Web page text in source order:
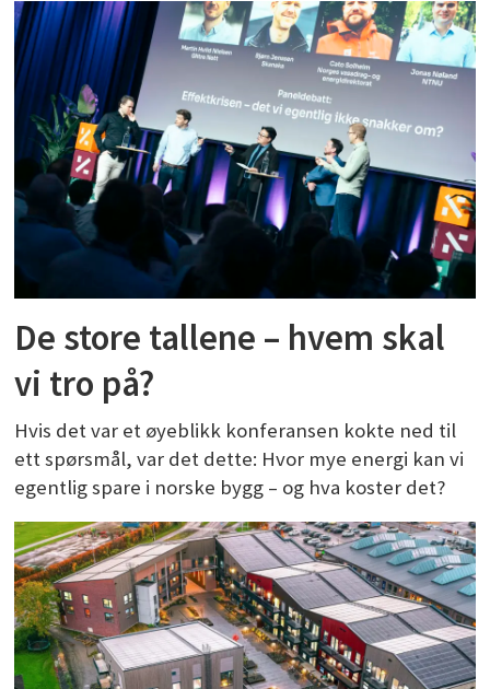
De store tallene – hvem skal
vi tro på?
Hvis det var et øyeblikk konferansen kokte ned til
ett spørsmål, var det dette: Hvor mye energi kan vi
egentlig spare i norske bygg – og hva koster det?